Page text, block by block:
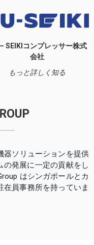
SEIKIコンプレッサー株式
会社
もっと詳しく知る
器ソリューションを提供
発展に一定の貢献をし
はシンガポールとカ
在員事務所を持っていま